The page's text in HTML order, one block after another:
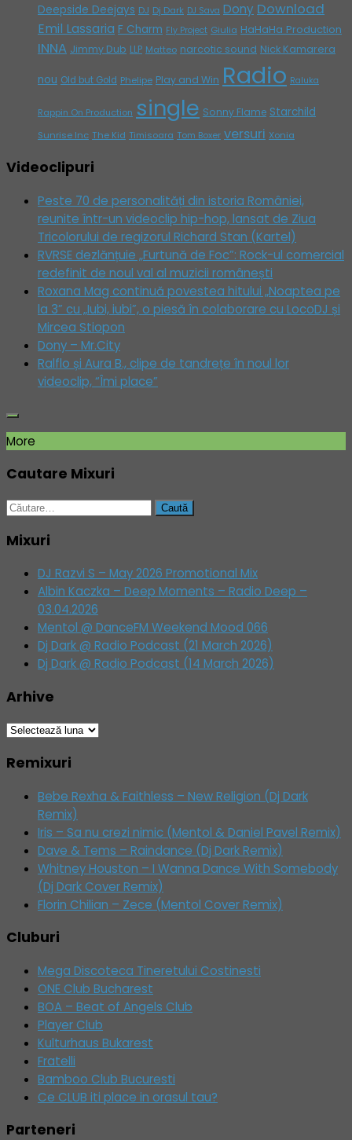
Deepside Deejays DJ Dj Dark DJ Sava Dony Download
Emil Lassaria F Charm Fly Project Giulia HaHaHa Production
INNA Jimmy Dub LLP Matteo narcotic sound Nick Kamarera
nou Old but Gold Phelipe Play and Win Radio Raluka
Rappin On Production single Sonny Flame Starchild
Sunrise Inc The Kid Timisoara Tom Boxer versuri Xonia
Videoclipuri
Peste 70 de personalități din istoria României,
reunite într-un videoclip hip-hop, lansat de Ziua
Tricolorului de regizorul Richard Stan (Kartel)
RVRSE dezlănțuie „Furtună de Foc”: Rock-ul comercial
redefinit de noul val al muzicii românești
Roxana Mag continuă povestea hitului „Noaptea pe
la 3” cu „Iubi, iubi”, o piesă în colaborare cu LocoDJ și
Mircea Stiopon
Dony – Mr.City
Ralflo și Aura B., clipe de tandrețe în noul lor
videoclip, “Îmi place”
More
Cautare Mixuri
Caută
Mixuri
DJ Razvi S – May 2026 Promotional Mix
Albin Kaczka – Deep Moments – Radio Deep –
03.04.2026
Mentol @ DanceFM Weekend Mood 066
Dj Dark @ Radio Podcast (21 March 2026)
Dj Dark @ Radio Podcast (14 March 2026)
Arhive
Arhive
Remixuri
Bebe Rexha & Faithless – New Religion (Dj Dark
Remix)
Iris – Sa nu crezi nimic (Mentol & Daniel Pavel Remix)
Dave & Tems – Raindance (Dj Dark Remix)
Whitney Houston – I Wanna Dance With Somebody
(Dj Dark Cover Remix)
Florin Chilian – Zece (Mentol Cover Remix)
Cluburi
Mega Discoteca Tineretului Costinesti
ONE Club Bucharest
BOA – Beat of Angels Club
Player Club
Kulturhaus Bukarest
Fratelli
Bamboo Club Bucuresti
Ce CLUB iti place in orasul tau?
Parteneri